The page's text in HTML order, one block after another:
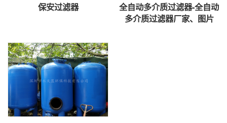
保安过滤器
全自动多介质过滤器-全自动
多介质过滤器厂家、图片